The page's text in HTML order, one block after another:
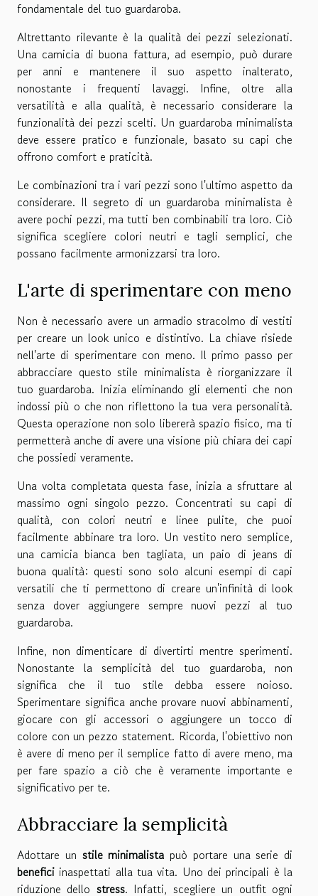
fondamentale del tuo guardaroba.
Altrettanto rilevante è la qualità dei pezzi selezionati.
Una camicia di buona fattura, ad esempio, può durare
per anni e mantenere il suo aspetto inalterato,
nonostante i frequenti lavaggi. Infine, oltre alla
versatilità e alla qualità, è necessario considerare la
funzionalità dei pezzi scelti. Un guardaroba minimalista
deve essere pratico e funzionale, basato su capi che
offrono comfort e praticità.
Le combinazioni tra i vari pezzi sono l'ultimo aspetto da
considerare. Il segreto di un guardaroba minimalista è
avere pochi pezzi, ma tutti ben combinabili tra loro. Ciò
significa scegliere colori neutri e tagli semplici, che
possano facilmente armonizzarsi tra loro.
L'arte di sperimentare con meno
Non è necessario avere un armadio stracolmo di vestiti
per creare un look unico e distintivo. La chiave risiede
nell'arte di sperimentare con meno. Il primo passo per
abbracciare questo stile minimalista è riorganizzare il
tuo guardaroba. Inizia eliminando gli elementi che non
indossi più o che non riflettono la tua vera personalità.
Questa operazione non solo libererà spazio fisico, ma ti
permetterà anche di avere una visione più chiara dei capi
che possiedi veramente.
Una volta completata questa fase, inizia a sfruttare al
massimo ogni singolo pezzo. Concentrati su capi di
qualità, con colori neutri e linee pulite, che puoi
facilmente abbinare tra loro. Un vestito nero semplice,
una camicia bianca ben tagliata, un paio di jeans di
buona qualità: questi sono solo alcuni esempi di capi
versatili che ti permettono di creare un'infinità di look
senza dover aggiungere sempre nuovi pezzi al tuo
guardaroba.
Infine, non dimenticare di divertirti mentre sperimenti.
Nonostante la semplicità del tuo guardaroba, non
significa che il tuo stile debba essere noioso.
Sperimentare significa anche provare nuovi abbinamenti,
giocare con gli accessori o aggiungere un tocco di
colore con un pezzo statement. Ricorda, l'obiettivo non
è avere di meno per il semplice fatto di avere meno, ma
per fare spazio a ciò che è veramente importante e
significativo per te.
Abbracciare la semplicità
Adottare un stile minimalista può portare una serie di
benefici inaspettati alla tua vita. Uno dei principali è la
riduzione dello stress. Infatti, scegliere un outfit ogni